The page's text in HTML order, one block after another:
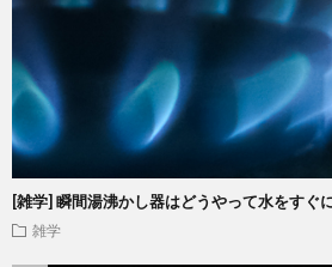
[雑学] 瞬間湯沸かし器はどうやって水をすぐ
雑学